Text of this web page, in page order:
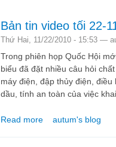
Bản tin video tối 22-
Thứ Hai, 11/22/2010 - 15:53 —
Trong phiên họp Quốc Hội
biểu đã đặt nhiều câu hỏi
máy điện, đập thủy điện,
dầu, tính an toàn của việc
Read more about Bản tin video
autum's blog